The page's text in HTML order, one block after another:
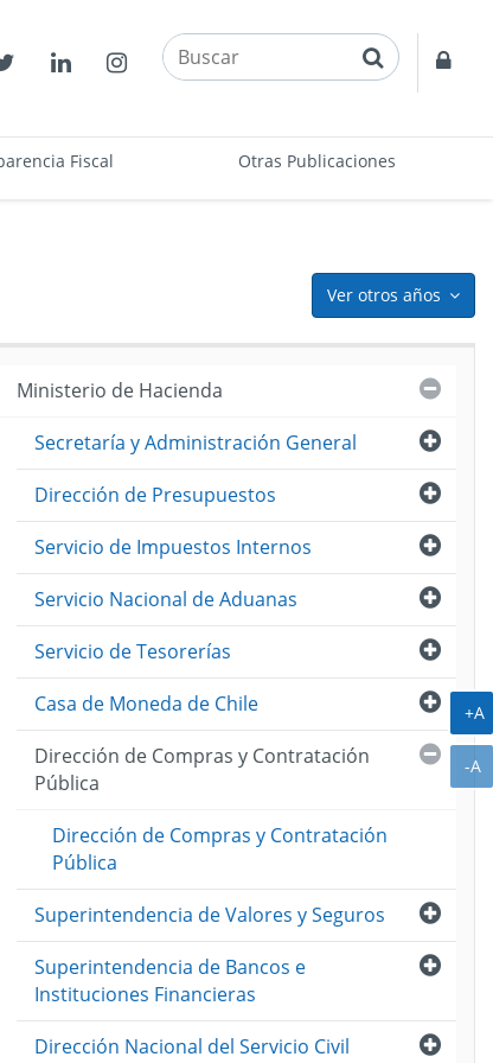
Fiscal Otras Publicaciones
Twitter LinkedinInstagram buscar
Ver otros años
Ministerio de Hacienda
Abrir
Secretaría y Administración General
Abrir
Dirección de Presupuestos
Abrir
Servicio de Impuestos Internos
Abrir
Servicio Nacional de Aduanas
Abrir
Servicio de Tesorerías
Abrir
Casa de Moneda de Chile
Dirección de Compras y Contratación
Pública
Dirección de Compras y Contratación
Pública
Abrir
Superintendencia de Valores y Seguros
Abrir
Superintendencia de Bancos e
Instituciones Financieras
Abrir
Dirección Nacional del Servicio Civil
+A
-A